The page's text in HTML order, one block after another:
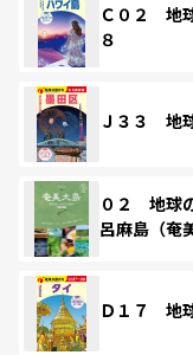
Ｃ０２ 地
８
Ｊ３３ 地
０２ 地球
呂麻島（奄
Ｄ１７ 地